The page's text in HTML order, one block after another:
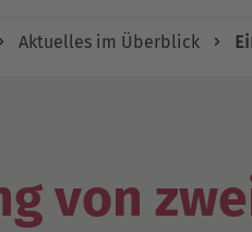
Aktuelles im Überblick
von